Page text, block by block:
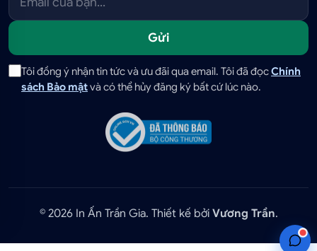
Gửi
Tôi đồng ý nhận tin tức và ưu đãi qua email. Tôi đã đọcChính
sách Bảo mậtvà có thể hủy đăng ký bất cứ lúc nào.
© 2026 In Ấn Trần Gia. Thiết kế bởi Vương Trần.